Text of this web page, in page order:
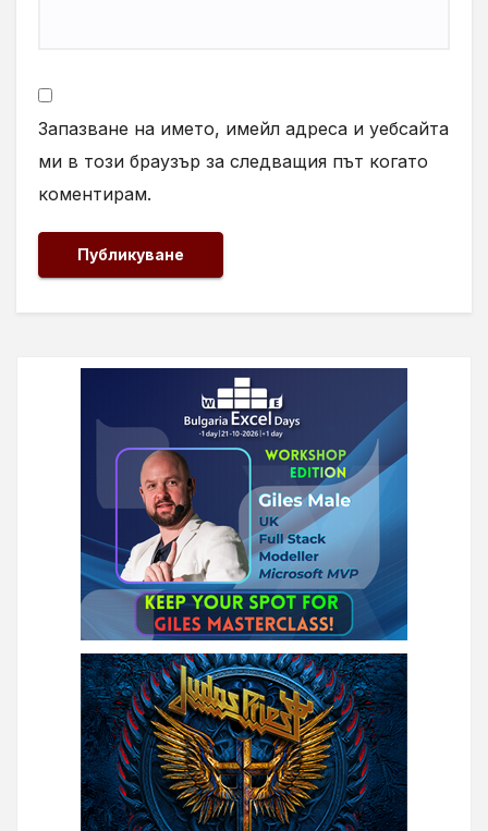
Запазване на името, имейл адреса и уебсайта
ми в този браузър за следващия път когато
коментирам.